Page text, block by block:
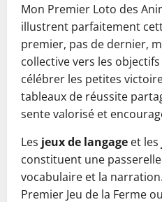
Mon Premier Loto des
illustrent parfaitement
premier, pas de dernier,
collective vers les
célébrer les petites
tableaux de réussite
sente valorisé et
Les jeux de langage et les
constituent une
vocabulaire et la
Premier Jeu de la Ferme